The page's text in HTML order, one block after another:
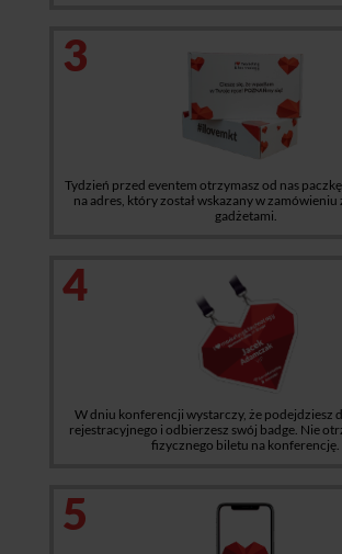
3
Tydzień przed eventem otrzymasz od nas
na adres, który został wskazany w zamówieniu
gadżetami.
4
W dniu konferencji wystarczy, że podejdziesz
rejestracyjnego i odbierzesz swój badge. Nie
fizycznego biletu na konferencję.
5